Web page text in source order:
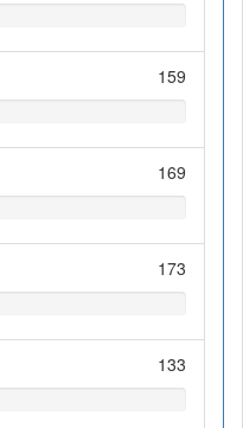
159
169
173
133